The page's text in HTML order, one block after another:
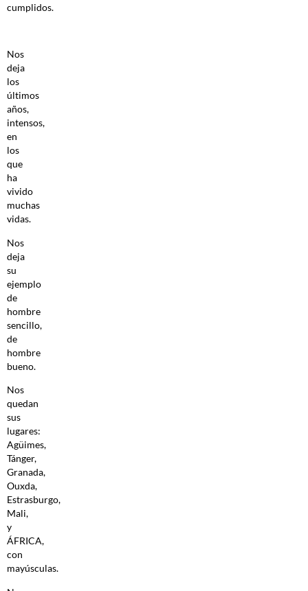
cumplidos.
Nos
deja
los
últimos
años,
intensos,
en
los
que
ha
vivido
muchas
vidas.
Nos
deja
su
ejemplo
de
hombre
sencillo,
de
hombre
bueno.
Nos
quedan
sus
lugares:
Agüimes,
Tánger,
Granada,
Ouxda,
Estrasburgo,
Mali,
y
ÁFRICA,
con
mayúsculas.